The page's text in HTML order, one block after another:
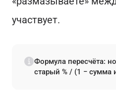
участвует.
Формула пересчёта:
старый % / (1 − сумма